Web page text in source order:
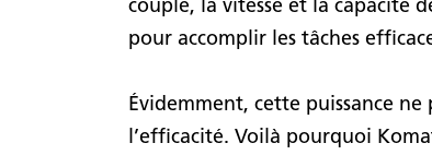
couple, la vitesse et la capacité
pour accomplir les tâches
Évidemment, cette puissance
l’efficacité. Voilà pourquoi